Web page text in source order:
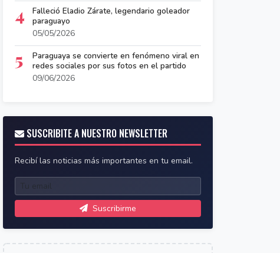
4
Falleció Eladio Zárate, legendario goleador
paraguayo
05/05/2026
5
Paraguaya se convierte en fenómeno viral en
redes sociales por sus fotos en el partido
09/06/2026
SUSCRIBITE A NUESTRO NEWSLETTER
Recibí las noticias más importantes en tu email.
Suscribirme